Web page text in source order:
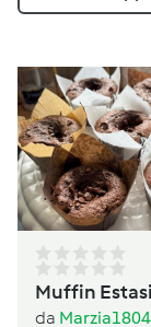
Muffin Estasi
da Marzia1804